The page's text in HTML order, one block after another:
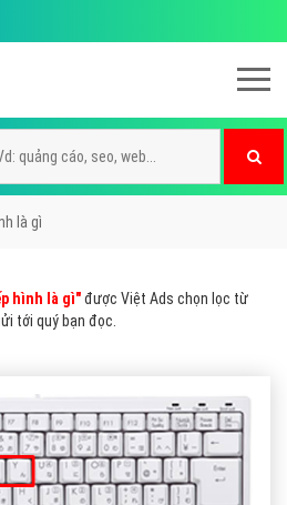
là gì
hình là gì"được Việt Ads chọn lọc từ
tới quý bạn đọc.